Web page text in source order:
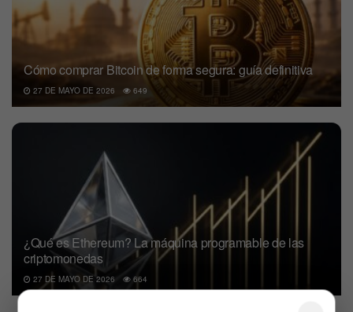
Cómo comprar Bitcoin de forma segura: guía definitiva
27 DE MAYO DE 2026 649
¿Qué es Ethereum? La máquina programable de las
criptomonedas
27 DE MAYO DE 2026 664